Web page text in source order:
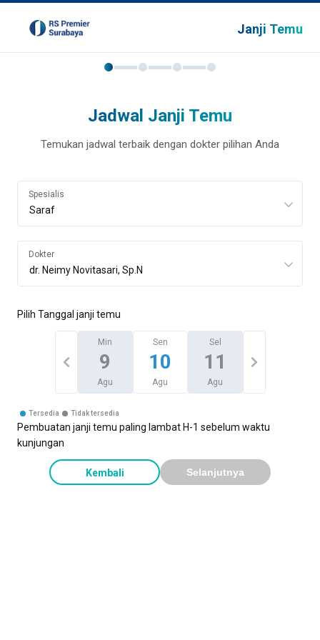
Janji Temu
Jadwal Janji Temu
Temukan jadwal terbaik dengan dokter pilihan Anda
Spesialis
Dokter
Pilih Tanggal janji temu
Min
9
Agu
Sen
10
Agu
Sel
11
Agu
Tersedia Tidak tersedia
Pembuatan janji temu paling lambat H-1 sebelum waktu
kunjungan
Kembali